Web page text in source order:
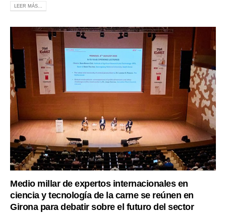
LEER MÁS...
Medio millar de expertos internacionales en
ciencia y tecnología de la carne se reúnen en
Girona para debatir sobre el futuro del sector